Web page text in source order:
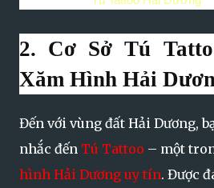
2. Cơ Sở Tú
Xăm Hình Hải
Đến với vùng đất Hải Dương,
nhắc đến Tú Tattoo – một
hình Hải Dương uy tín. Được